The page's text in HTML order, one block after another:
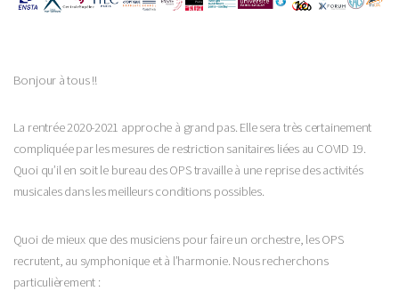
Bonjour à tous !!
La rentrée 2020-2021 approche à grand pas. Elle sera très certainement
compliquée par les mesures de restriction sanitaires liées au COVID 19.
Quoi qu’il en soit le bureau des OPS travaille à une reprise des activités
musicales dans les meilleurs conditions possibles.
Quoi de mieux que des musiciens pour faire un orchestre, les OPS
recrutent, au symphonique et à l’harmonie. Nous recherchons
particulièrement :